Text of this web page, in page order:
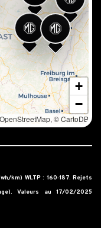
Avis
+
−
© CartoDB
km) WLTP : 160‑187. Rejets
Valeurs au 17/02/2025